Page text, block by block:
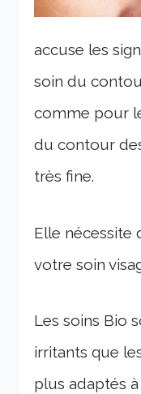
accuse les
soin du
comme pour
du contour
très fine.
Elle nécessite
votre soin
Les soins Bio
irritants que
plus adaptés